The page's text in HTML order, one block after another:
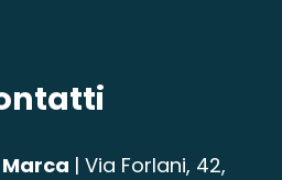
Marca | Via Forlani, 42,